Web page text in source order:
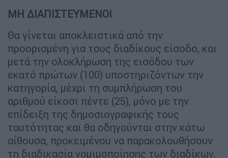
ΜΗ ΔΙΑΠΙΣΤΕΥΜΕΝΟΙ
Θα γίνεται αποκλειστικά από την
προορισμένη για τους διαδίκους είσοδο, και
μετά την ολοκλήρωση της εισόδου των
εκατό πρώτων (100) υποστηριζόντων την
κατηγορία, μέχρι τη συμπλήρωση του
αριθμού είκοσι πέντε (25), μόνο με την
επίδειξη της δημοσιογραφικής τους
ταυτότητας και θα οδηγούνται στην κάτω
αίθουσα, προκειμένου να παρακολουθήσουν
τη διαδικασία νομιμοποίησης των διαδίκων.